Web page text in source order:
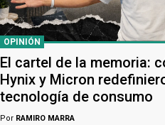
OPINIÓN
El cartel de la memoria:
Hynix y Micron
tecnología de consumo
Por RAMIRO MARRA